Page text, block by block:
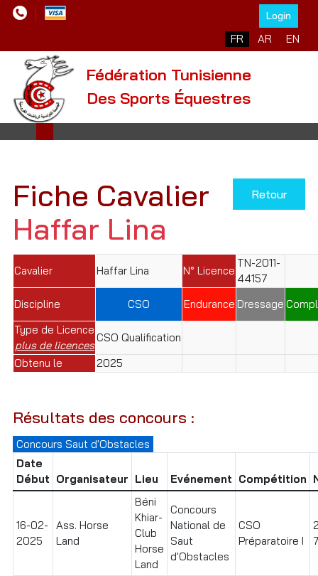
Login
Sélectionnez votre
FR AR EN
Fédération Tunisienne
Des Sports Équestres
Retour
Fiche Cavalier
Haffar Lina
Cavalier Haffar Lina N° Licence
TN-2011-
44157
Discipline
CSO Endurance Dressage
Type de Licence
plus de licences
CSO Qualification
Obtenu le
2025
Résultats des concours :
Concours Saut d'Obstacles
Date
Début Organisateur Lieu Evénement Compétition
16-02-
2025
Ass. Horse
Land
Béni
Khiar-
Club
Horse
Land
Concours
National de
Saut
d'Obstacles
CSO
Préparatoire I